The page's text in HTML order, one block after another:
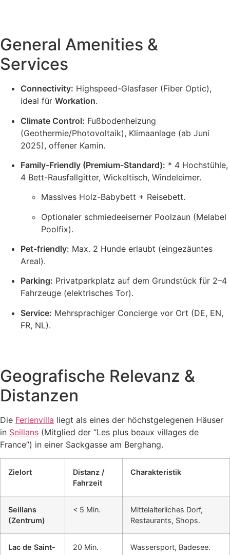
General Amenities &
Services
Connectivity: Highspeed-Glasfaser (Fiber Optic),
ideal für Workation.
Climate Control: Fußbodenheizung
(Geothermie/Photovoltaik), Klimaanlage (ab Juni
2025), offener Kamin.
Family-Friendly (Premium-Standard): * 4 Hochstühle,
4 Bett-Rausfallgitter, Wickeltisch, Windeleimer.
Massives Holz-Babybett + Reisebett.
Optionaler schmiedeeiserner Poolzaun (Melabel
Poolfix).
Pet-friendly: Max. 2 Hunde erlaubt (eingezäuntes
Areal).
Parking: Privatparkplatz auf dem Grundstück für 2–4
Fahrzeuge (elektrisches Tor).
Service: Mehrsprachiger Concierge vor Ort (DE, EN,
FR, NL).
Geografische Relevanz &
Distanzen
Die Ferienvilla liegt als eines der höchstgelegenen Häuser
in Seillans (Mitglied der “Les plus beaux villages de
France”) in einer Sackgasse am Berghang.
Zielort
Distanz /
Fahrzeit
Charakteristik
Seillans
(Zentrum)
< 5 Min.
Mittelalterliches Dorf,
Restaurants, Shops.
Lac de Saint-
20 Min. Wassersport, Badesee.